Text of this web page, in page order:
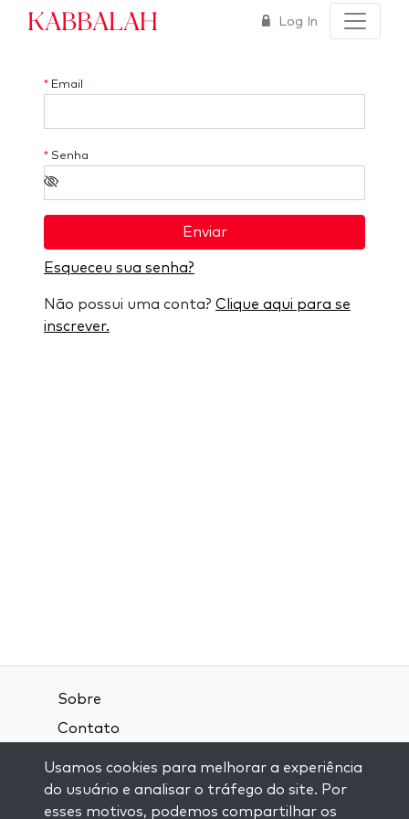
Kabbalah Log In
* Email
* Senha
Enviar
Esqueceu sua senha?
Não possui uma conta? Clique aqui para se
inscrever.
Sobre
Contato
Política de Privacidade
Usamos cookies para melhorar a experiência
do usuário e analisar o tráfego do site. Por
esses motivos, podemos compartilhar os